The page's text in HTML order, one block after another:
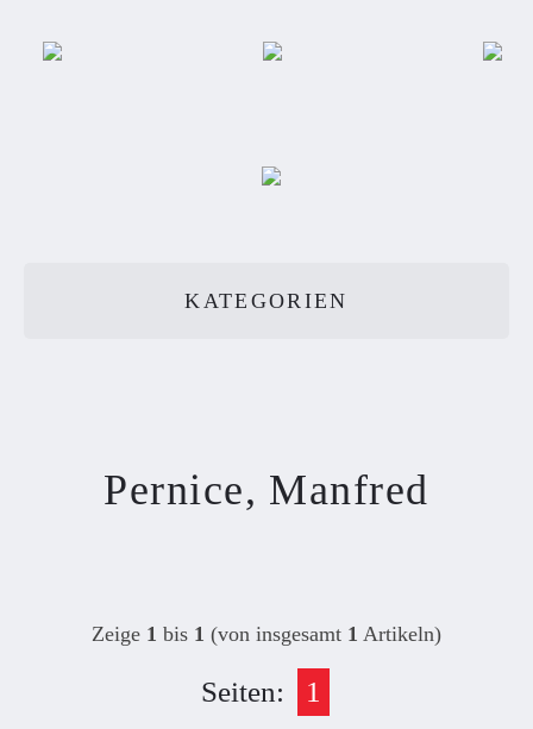
KATEGORIEN
Pernice, Manfred
Zeige 1 bis 1 (von insgesamt 1 Artikeln)
Seiten: 1